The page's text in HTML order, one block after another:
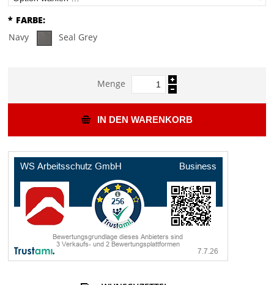
* FARBE:
Navy
Seal Grey
Menge
IN DEN WARENKORB